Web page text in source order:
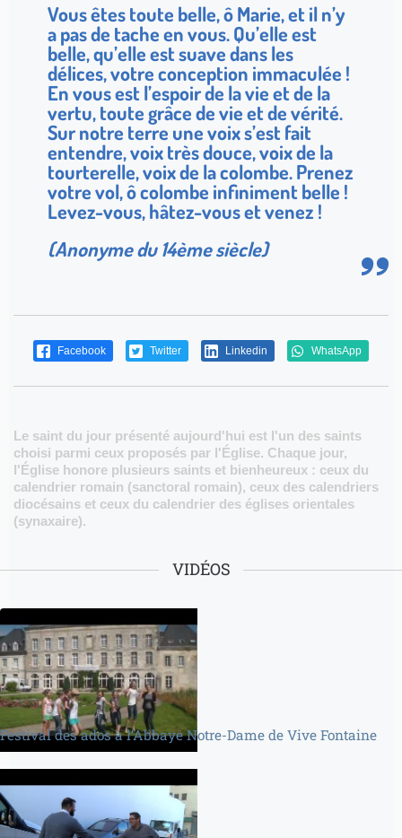
Vous êtes toute belle, ô Marie, et il n’y
a pas de tache en vous. Qu’elle est
belle, qu’elle est suave dans les
délices, votre conception immaculée !
En vous est l’espoir de la vie et de la
vertu, toute grâce de vie et de vérité.
Sur notre terre une voix s’est fait
entendre, voix très douce, voix de la
tourterelle, voix de la colombe. Prenez
votre vol, ô colombe infiniment belle !
Levez-vous, hâtez-vous et venez !
(Anonyme du 14ème siècle)
Facebook Twitter Linkedin WhatsApp
Le saint du jour présenté aujourd'hui est l'un des saints
choisi parmi ceux proposés par l'Église. Chaque jour,
l'Église honore plusieurs saints et bienheureux : ceux du
calendrier romain (sanctoral romain), ceux des calendriers
diocésains et ceux du calendrier des églises orientales
(synaxaire).
VIDÉOS
Festival des ados à l’Abbaye Notre-Dame de Vive Fontaine